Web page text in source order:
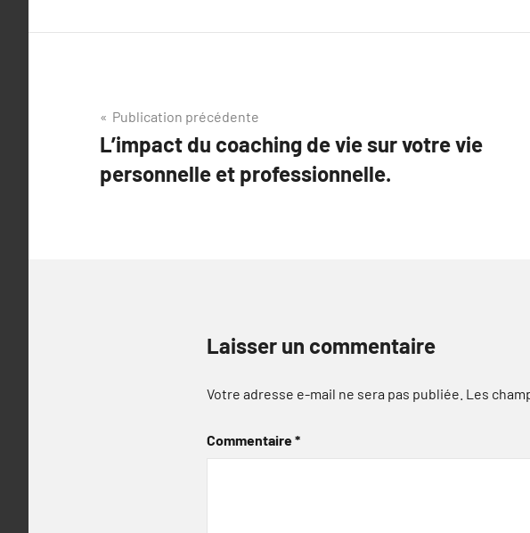
Navigation
de
l’article
Publication précédente
L’impact du coaching de vie sur votre vie
personnelle et professionnelle.
Laisser un commentaire
Votre adresse e-mail ne sera pas publiée. Les
Commentaire*